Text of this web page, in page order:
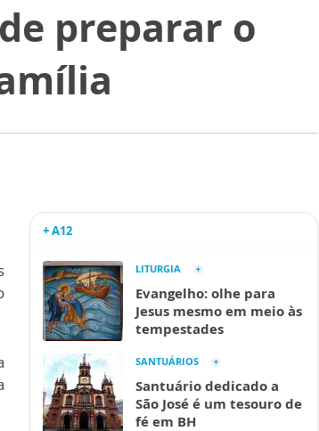
preparar o
+ A12
LITURGIA
Evangelho: olhe para
Jesus mesmo em meio às
tempestades
SANTUÁRIOS
Santuário dedicado a
São José é um tesouro de
fé em BH